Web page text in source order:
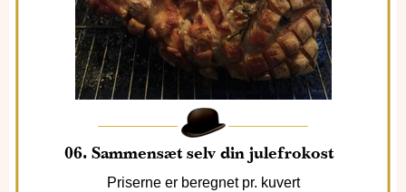
06. Sammensæt selv din julefrokost
Priserne er beregnet pr. kuvert